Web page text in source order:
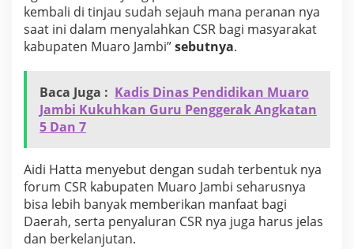
kembali di tinjau sudah sejauh mana peranan nya
saat ini dalam menyalahkan CSR bagi masyarakat
kabupaten Muaro Jambi”sebutnya.
Baca Juga : Kadis Dinas Pendidikan Muaro
Jambi Kukuhkan Guru Penggerak Angkatan
5 Dan 7
Aidi Hatta menyebut dengan sudah terbentuk nya
forum CSR kabupaten Muaro Jambi seharusnya
bisa lebih banyak memberikan manfaat bagi
Daerah, serta penyaluran CSR nya juga harus jelas
dan berkelanjutan.